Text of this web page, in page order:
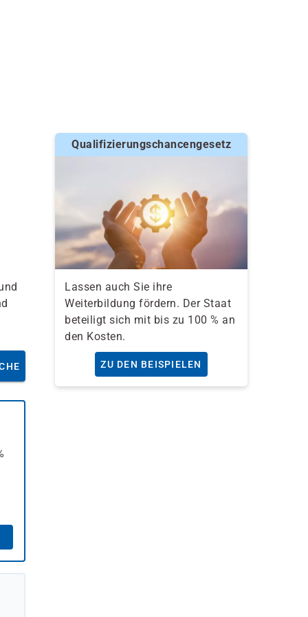
Qualifizierungschancengesetz
Lassen auch Sie ihre
Weiterbildung fördern. Der Staat
beteiligt sich mit bis zu 100 % an
den Kosten.
ZU DEN BEISPIELEN